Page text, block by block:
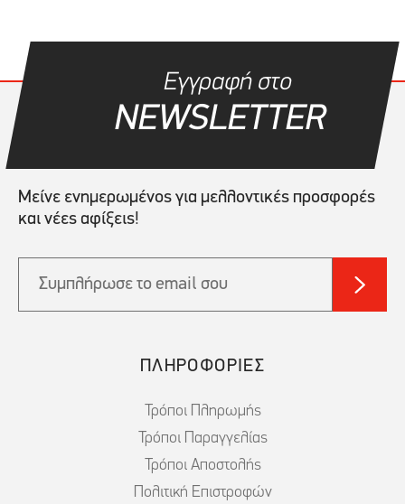
Εγγραφή στο
NEWSLETTER
Μείνε ενημερωμένος για μελλοντικές προσφορές
και νέες αφίξεις!
ΠΛΗΡΟΦΟΡΙΕΣ
Τρόποι Πληρωμής
Τρόποι Παραγγελίας
Τρόποι Αποστολής
Πολιτική Επιστροφών